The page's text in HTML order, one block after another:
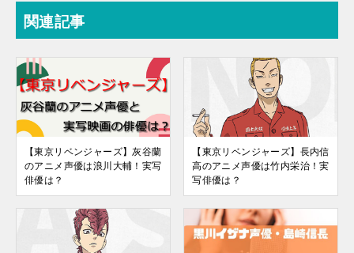
関連記事
【東京リベンジャーズ】灰谷蘭
のアニメ声優は浪川大輔！実写
俳優は？
【東京リベンジャーズ】長内信
高のアニメ声優は竹内栄治！実
写俳優は？